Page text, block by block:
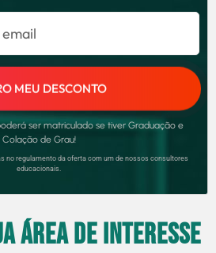
MEU DESCONTO
ser matriculado se tiver Graduação e
Colação de Grau!
no regulamento da oferta com um de nossos consultores
educacionais.
área de interesse